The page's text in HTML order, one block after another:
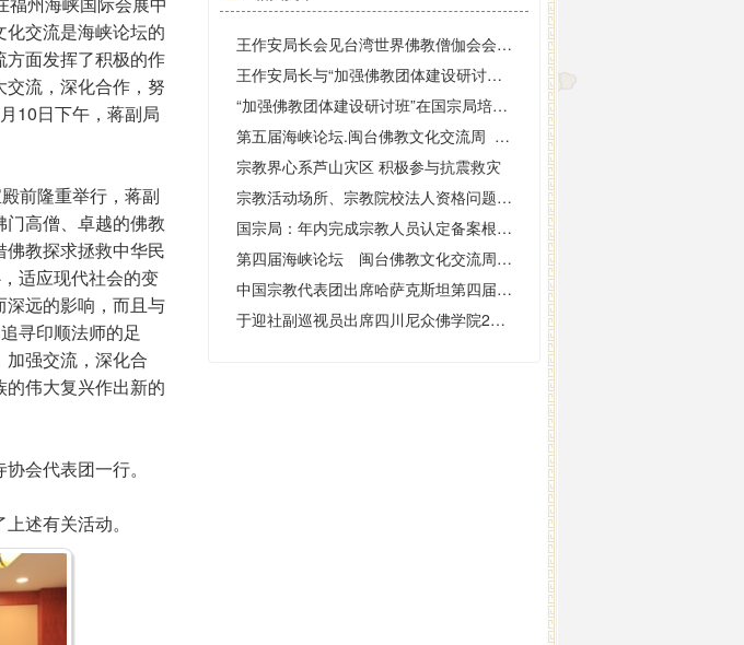
交流是海峡论坛的
面发挥了积极的作
流，深化合作，努
10日下午，蒋副局
前隆重举行，蒋副
高僧、卓越的佛教
教探求拯救中华民
适应现代社会的变
远的影响，而且与
寻印顺法师的足
强交流，深化合
伟大复兴作出新的
会代表团一行。
述有关活动。
王作安局长会见台湾世界佛教僧伽会会长了中长老一行
王作安局长与“加强佛教团体建设研讨班”学员座谈
“加强佛教团体建设研讨班”在国宗局培训中心举行
第五届海峡论坛.闽台佛教文化交流周 佛教教育交流研讨会暨四川雅安地区赈灾
宗教界心系芦山灾区 积极参与抗震救灾
宗教活动场所、宗教院校法人资格问题调研座谈会召开
国宗局：年内完成宗教人员认定备案根治假僧
第四届海峡论坛 闽台佛教文化交流周在泉州开幕
中国宗教代表团出席哈萨克斯坦第四届“世界和传统宗教领袖大会”
于迎社副巡视员出席四川尼众佛学院2008级本科班毕业典礼